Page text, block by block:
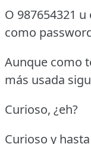
O 987654321
como
Aunque como
más usada
Curioso, ¿eh?
Curioso y